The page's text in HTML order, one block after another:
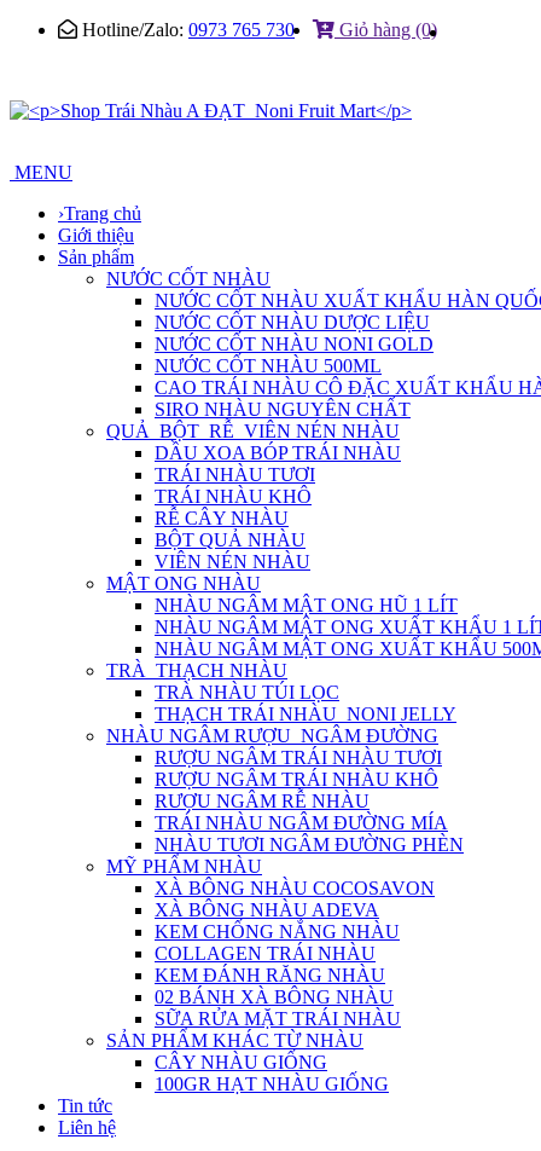
Hotline/Zalo: 0973 765 730 Giỏ hàng (0)
MENU
›Trang chủ
Giới thiệu
Sản phẩm
NƯỚC CỐT NHÀU
NƯỚC CỐT NHÀU XUẤT KHẨU HÀN
NƯỚC CỐT NHÀU DƯỢC LIỆU
NƯỚC CỐT NHÀU NONI GOLD
NƯỚC CỐT NHÀU 500ML
CAO TRÁI NHÀU CÔ ĐẶC XUẤT KHẨU
SIRO NHÀU NGUYÊN CHẤT
QUẢ_BỘT_RỄ_VIÊN NÉN NHÀU
DẦU XOA BÓP TRÁI NHÀU
TRÁI NHÀU TƯƠI
TRÁI NHÀU KHÔ
RỄ CÂY NHÀU
BỘT QUẢ NHÀU
VIÊN NÉN NHÀU
MẬT ONG NHÀU
NHÀU NGÂM MẬT ONG HŨ 1 LÍT
NHÀU NGÂM MẬT ONG XUẤT KHẨU 1
NHÀU NGÂM MẬT ONG XUẤT KHẨU
TRÀ_THẠCH NHÀU
TRÀ NHÀU TÚI LỌC
THẠCH TRÁI NHÀU_NONI JELLY
NHÀU NGÂM RƯỢU_NGÂM ĐƯỜNG
RƯỢU NGÂM TRÁI NHÀU TƯƠI
RƯỢU NGÂM TRÁI NHÀU KHÔ
RƯỢU NGÂM RỄ NHÀU
TRÁI NHÀU NGÂM ĐƯỜNG MÍA
NHÀU TƯƠI NGÂM ĐƯỜNG PHÈN
MỸ PHẨM NHÀU
XÀ BÔNG NHÀU COCOSAVON
XÀ BÔNG NHÀU ADEVA
KEM CHỐNG NẮNG NHÀU
COLLAGEN TRÁI NHÀU
KEM ĐÁNH RĂNG NHÀU
02 BÁNH XÀ BÔNG NHÀU
SỮA RỬA MẶT TRÁI NHÀU
SẢN PHẨM KHÁC TỪ NHÀU
CÂY NHÀU GIỐNG
100GR HẠT NHÀU GIỐNG
Tin tức
Liên hệ